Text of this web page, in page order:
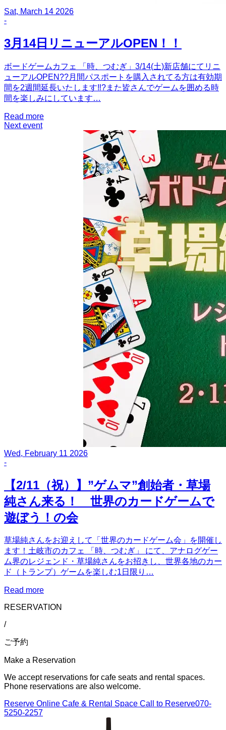
Sat, March 14 2026
-
3月14日リニューアルOPEN！！
ボードゲームカフェ 「時、つむぎ」3/14(土)新店舗にてリニ
ューアルOPEN??月間パスポートを購入されてる方は有効期
間を2週間延長いたします‼️?また皆さんでゲームを囲める時
間を楽しみにしています…
Read more
Next event
Wed, February 11 2026
-
【2/11（祝）】”ゲムマ”創始者・草場
純さん来る！ 世界のカードゲームで
遊ぼう！の会
草場純さんをお迎えして「世界のカードゲーム会」を開催し
ます！土岐市のカフェ 「時、つむぎ」 にて、アナログゲー
ム界のレジェンド・草場純さんをお招きし、世界各地のカー
ド（トランプ）ゲームを楽しむ1日限り…
Read more
RESERVATION
/
ご予約
Make a Reservation
We accept reservations for cafe seats and rental spaces.
Phone reservations are also welcome.
Reserve Online Cafe & Rental Space Call to Reserve070-
5250-2257